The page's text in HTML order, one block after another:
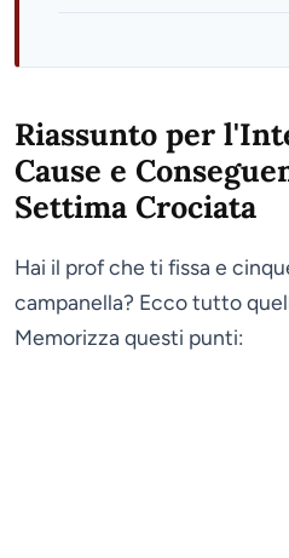
Riassunto per
Cause e
Settima Crociata
Hai il prof che ti fissa e
campanella? Ecco tutto
Memorizza questi punti: